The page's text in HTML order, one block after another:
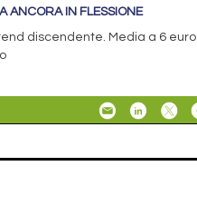
ANCORA IN FLESSIONE
discendente. Media a 6 euro